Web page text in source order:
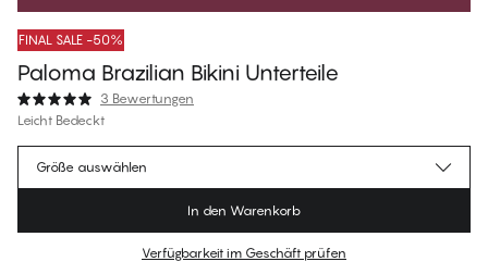
FINAL SALE -50%
Paloma Brazilian Bikini Unterteile
3 Bewertungen
Leicht Bedeckt
€39.95Regulärer Preis
Für diesen Artikel gibt es keine empfohlene Größe
Größe auswählen
In den Warenkorb
Verfügbarkeit im Geschäft prüfen